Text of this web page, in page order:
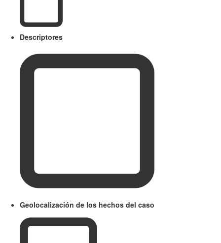
Descriptores
Geolocalización de los hechos del caso